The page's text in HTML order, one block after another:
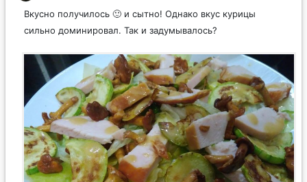
Вкусно получилось 🙂 и сытно! Однако вкус курицы
сильно доминировал. Так и задумывалось?